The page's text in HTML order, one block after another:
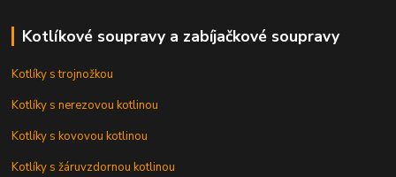
Kotlíkové soupravy a zabíjačkové soupravy
Kotlíky s trojnožkou
Kotlíky s nerezovou kotlinou
Kotlíky s kovovou kotlinou
Kotlíky s žáruvzdornou kotlinou